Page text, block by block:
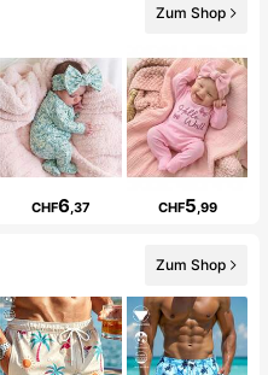
Zum Shop
CHF6,37 CHF5,99
Zum Shop